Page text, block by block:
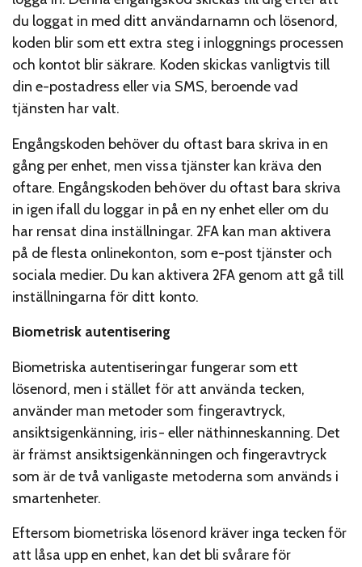
du loggat in med ditt användarnamn och lösenord,
koden blir som ett extra steg i inloggnings processen
och kontot blir säkrare. Koden skickas vanligtvis till
din e-postadress eller via SMS, beroende vad
tjänsten har valt.
Engångskoden behöver du oftast bara skriva in en
gång per enhet, men vissa tjänster kan kräva den
oftare. Engångskoden behöver du oftast bara skriva
in igen ifall du loggar in på en ny enhet eller om du
har rensat dina inställningar. 2FA kan man aktivera
på de flesta onlinekonton, som e-post tjänster och
sociala medier. Du kan aktivera 2FA genom att gå till
inställningarna för ditt konto.
Biometrisk autentisering
Biometriska autentiseringar fungerar som ett
lösenord, men i stället för att använda tecken,
använder man metoder som fingeravtryck,
ansiktsigenkänning, iris- eller näthinneskanning. Det
är främst ansiktsigenkänningen och fingeravtryck
som är de två vanligaste metoderna som används i
smartenheter.
Eftersom biometriska lösenord kräver inga tecken för
att låsa upp en enhet, kan det bli svårare för